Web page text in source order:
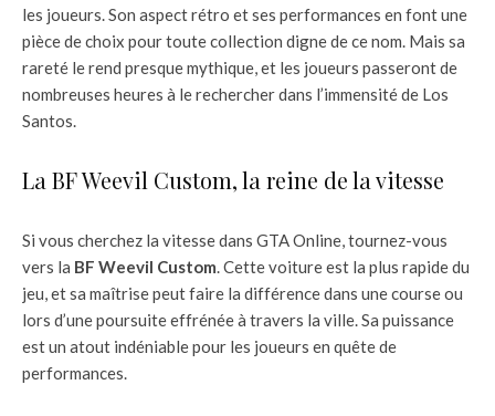
les joueurs. Son aspect rétro et ses performances en font une
pièce de choix pour toute collection digne de ce nom. Mais sa
rareté le rend presque mythique, et les joueurs passeront de
nombreuses heures à le rechercher dans l’immensité de Los
Santos.
La BF Weevil Custom, la reine de la vitesse
Si vous cherchez la vitesse dans GTA Online, tournez-vous
vers la BF Weevil Custom. Cette voiture est la plus rapide du
jeu, et sa maîtrise peut faire la différence dans une course ou
lors d’une poursuite effrénée à travers la ville. Sa puissance
est un atout indéniable pour les joueurs en quête de
performances.